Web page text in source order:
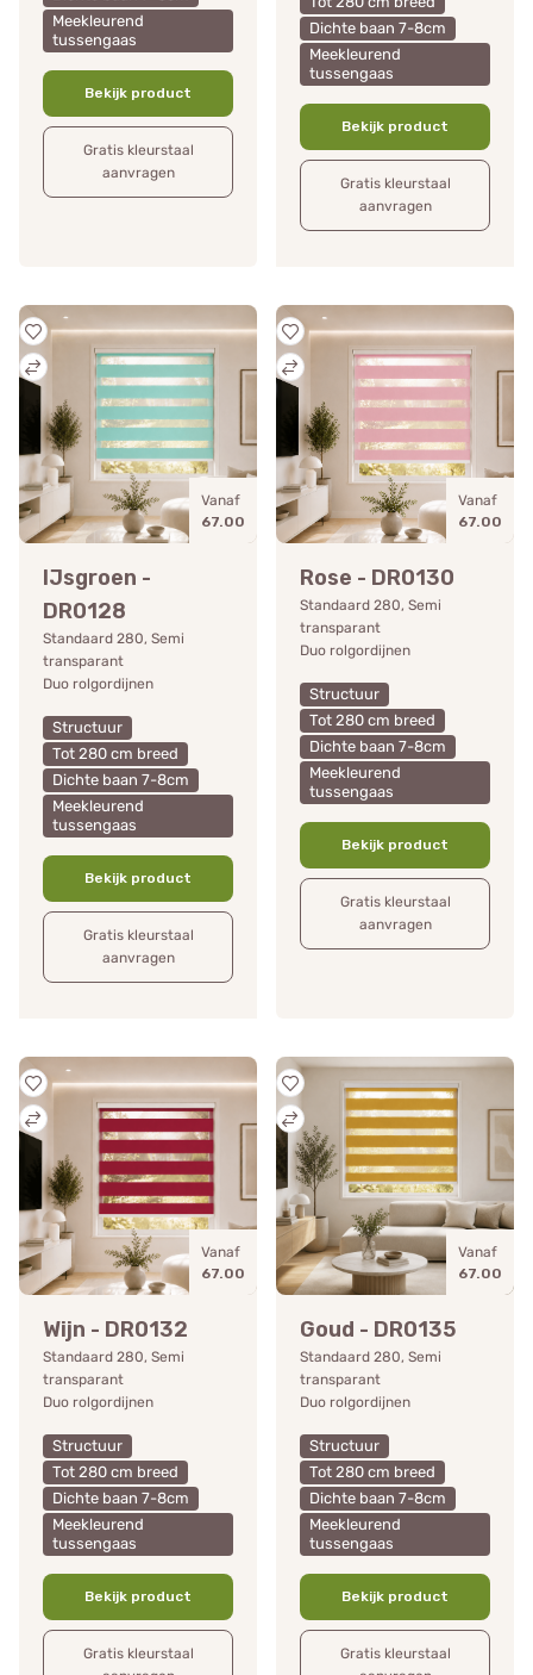
Meekleurend
tussengaas
Bekijk product
Gratis kleurstaal
aanvragen
Dichte baan 7-8cm
Meekleurend
tussengaas
Bekijk product
Gratis kleurstaal
aanvragen
Vanaf
67.00
IJsgroen -
DR0128
Standaard 280, Semi
transparant
Duo rolgordijnen
Structuur
Tot 280 cm breed
Dichte baan 7-8cm
Meekleurend
tussengaas
Bekijk product
Gratis kleurstaal
aanvragen
Vanaf
67.00
Rose - DR0130
Standaard 280, Semi
transparant
Duo rolgordijnen
Structuur
Tot 280 cm breed
Dichte baan 7-8cm
Meekleurend
tussengaas
Bekijk product
Gratis kleurstaal
aanvragen
Vanaf
67.00
Wijn - DR0132
Standaard 280, Semi
transparant
Duo rolgordijnen
Structuur
Tot 280 cm breed
Dichte baan 7-8cm
Meekleurend
tussengaas
Bekijk product
Gratis kleurstaal
Vanaf
67.00
Goud - DR0135
Standaard 280, Semi
transparant
Duo rolgordijnen
Structuur
Tot 280 cm breed
Dichte baan 7-8cm
Meekleurend
tussengaas
Bekijk product
Gratis kleurstaal